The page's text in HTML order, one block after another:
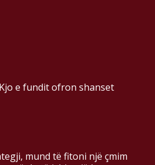
e fundit ofron shanset
mund të fitoni një çmim